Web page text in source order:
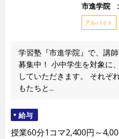
市進学院
アルバイト
学習塾『市進学院』で、講
募集中！ 小中学生を対象に
していただきます。 それぞ
もたちと...
給与
授業60分1コマ2,400円～